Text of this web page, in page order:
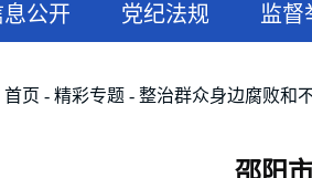
公开 党纪法规 监督
首页 精彩专题 整治群众身边腐败和